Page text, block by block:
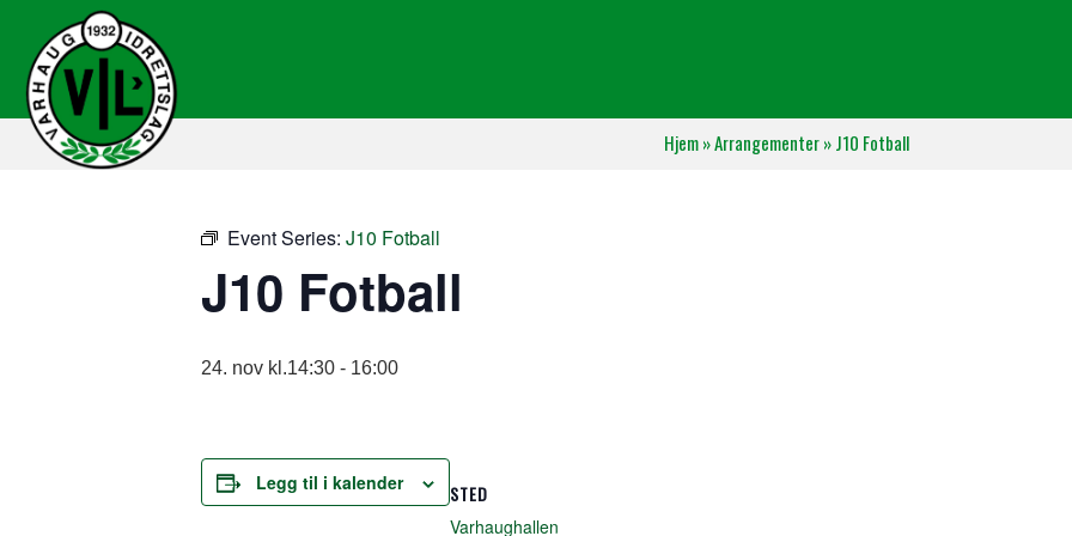
Hjem»Arrangementer»J10 Fotball
Event Series: J10 Fotball
J10 Fotball
24. nov kl.14:30 - 16:00
Legg til i kalender STED
Varhaughallen